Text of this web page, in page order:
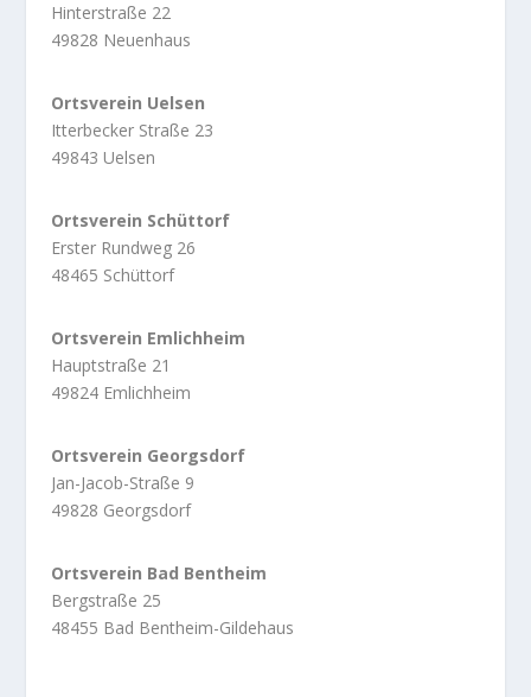
Hinterstraße 22
49828 Neuenhaus
Ortsverein Uelsen
Itterbecker Straße 23
49843 Uelsen
Ortsverein Schüttorf
Erster Rundweg 26
48465 Schüttorf
Ortsverein Emlichheim
Hauptstraße 21
49824 Emlichheim
Ortsverein Georgsdorf
Jan-Jacob-Straße 9
49828 Georgsdorf
Ortsverein Bad Bentheim
Bergstraße 25
48455 Bad Bentheim-Gildehaus